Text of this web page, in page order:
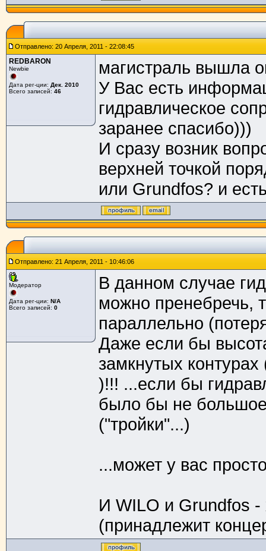
Отправлено: 20 Апреля, 2011 - 22:08:45
REDBARON
Newbie
Дата рег-ции: Дек. 2010
Всего записей: 46
магистраль вышла
У Вас есть
гидравлическое
заранее спасибо)))
И сразу возник
верхней точкой
или Grundfos? и
Отправлено: 21 Апреля, 2011 - 10:46:06
Модератор
Дата рег-ции: N/A
Всего записей: 0
В данном случае
можно пренебречь,
параллельно
Даже если бы
замкнутых контурах
)!!! ...если бы
было бы не
("тройки"...)
...может у вас
И WILO и Grundfos
(принадлежит